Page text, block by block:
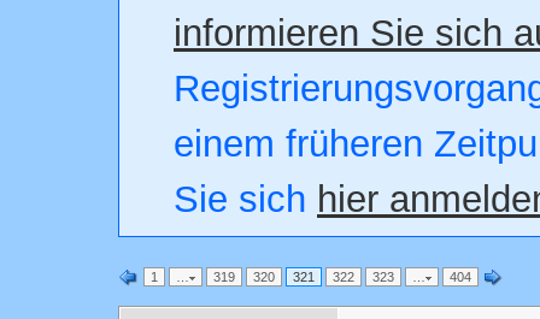
informieren Sie sich
einem früheren
Sie sich hier
1 … 319 320 321 322 323 … 404